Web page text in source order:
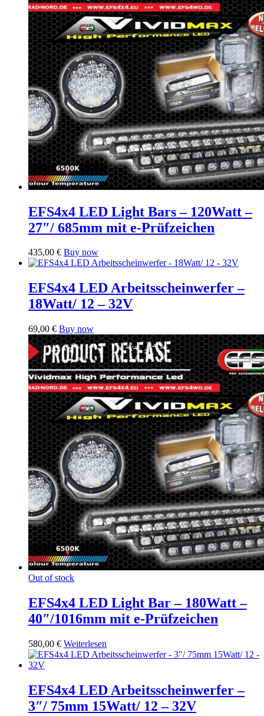
EFS4x4 LED Light Bars – 120Watt –
27″/ 685mm mit e-Prüfzeichen
435,00 € Buy now
EFS4x4 LED Arbeitsscheinwerfer –
18Watt/ 12 – 32V
69,00 € Buy now
Out of stock
EFS4x4 LED Light Bar – 180Watt –
40″/1016mm mit e-Prüfzeichen
580,00 € Weiterlesen
EFS4x4 LED Arbeitsscheinwerfer –
3″/ 75mm 15Watt/ 12 – 32V